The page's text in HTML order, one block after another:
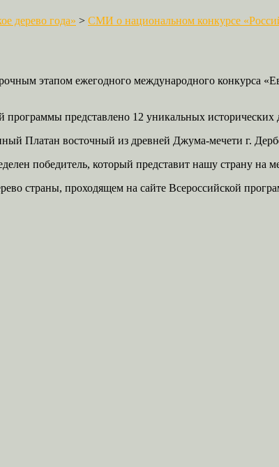
дерево года» > СМИ о национальном конкурсе
этапом ежегодного международного конкурса
представлено 12 уникальных исторических
Платан восточный из древней Джума-мечети г.
победитель, который представит нашу страну на
страны, проходящем на сайте Всероссийской